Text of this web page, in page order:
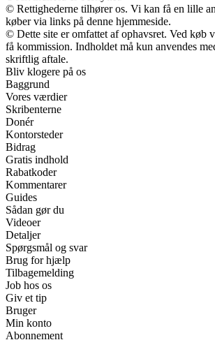
© Rettighederne tilhører os. Vi kan få en lille
køber via links på denne hjemmeside.
© Dette site er omfattet af ophavsret. Ved køb
få kommission. Indholdet må kun anvendes
skriftlig aftale.
Bliv klogere på os
Baggrund
Vores værdier
Skribenterne
Donér
Kontorsteder
Bidrag
Gratis indhold
Rabatkoder
Kommentarer
Guides
Sådan gør du
Videoer
Detaljer
Spørgsmål og svar
Brug for hjælp
Tilbagemelding
Job hos os
Giv et tip
Bruger
Min konto
Abonnement